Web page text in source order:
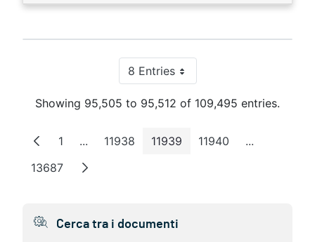
8 EntriesPer Page
Showing 95,505 to 95,512 of 109,495 entries.
Page
1 ...Intermediate Pages
Page
11938 Page
11939 Page
11940 ...
Page
13687
Cerca tra i documenti